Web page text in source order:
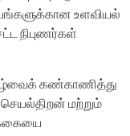
உளவியல்
நிபுணர்கள்
கண்காணித்து
மற்றும்